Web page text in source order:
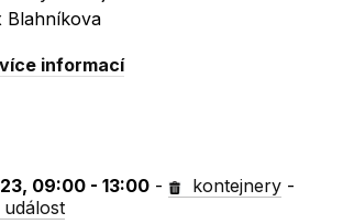
Blahníkova
informací
09:00 - 13:00 - kontejnery -